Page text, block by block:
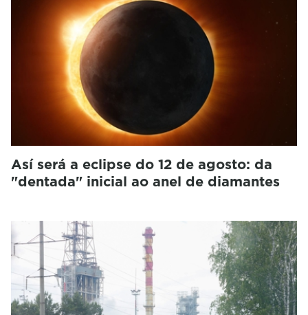
Así será a eclipse do 12 de agosto: da
"dentada" inicial ao anel de diamantes